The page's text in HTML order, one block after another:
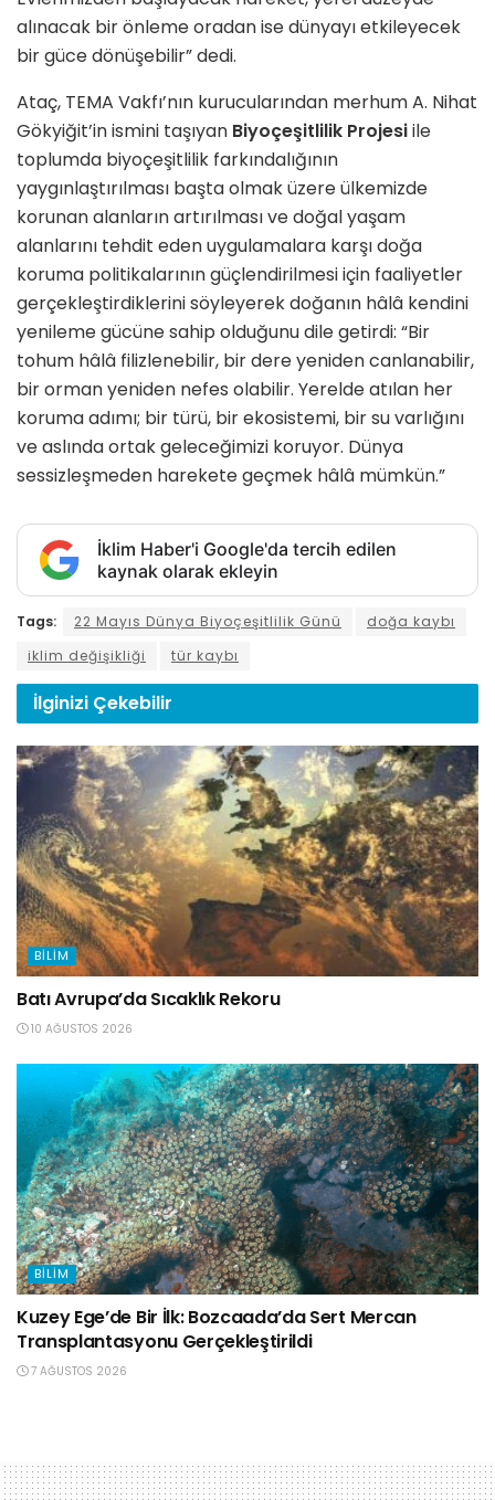
alınacak bir önleme oradan ise dünyayı etkileyecek
bir güce dönüşebilir” dedi.
Ataç, TEMA Vakfı’nın kurucularından merhum A. Nihat
Gökyiğit’in ismini taşıyan Biyoçeşitlilik Projesiile
toplumda biyoçeşitlilik farkındalığının
yaygınlaştırılması başta olmak üzere ülkemizde
korunan alanların artırılması ve doğal yaşam
alanlarını tehdit eden uygulamalara karşı doğa
koruma politikalarının güçlendirilmesi için faaliyetler
gerçekleştirdiklerini söyleyerek doğanın hâlâ kendini
yenileme gücüne sahip olduğunu dile getirdi: “Bir
tohum hâlâ filizlenebilir, bir dere yeniden canlanabilir,
bir orman yeniden nefes olabilir. Yerelde atılan her
koruma adımı; bir türü, bir ekosistemi, bir su varlığını
ve aslında ortak geleceğimizi koruyor. Dünya
sessizleşmeden harekete geçmek hâlâ mümkün.”
İklim Haber'i Google'da tercih edilen
kaynak olarak ekleyin
Tags: 22 Mayıs Dünya Biyoçeşitlilik Günü
doğa kaybı
iklim değişikliği
tür kaybı
İlginizi Çekebilir
BILIM
Batı Avrupa’da Sıcaklık Rekoru
10 AĞUSTOS 2026
BILIM
Kuzey Ege’de Bir İlk: Bozcaada’da Sert Mercan
Transplantasyonu Gerçekleştirildi
7 AĞUSTOS 2026